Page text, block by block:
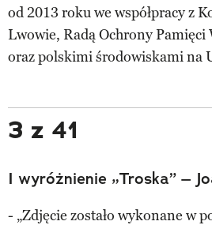
od 2013 roku we współpracy z
Lwowie, Radą Ochrony Pamięci
oraz polskimi środowiskami na
3 z 41
I wyróżnienie „Troska” –
- „Zdjęcie zostało wykonane w